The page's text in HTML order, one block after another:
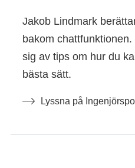
Jakob Lindmark
bakom
sig av tips om hur du
bästa sätt.
Lyssna på